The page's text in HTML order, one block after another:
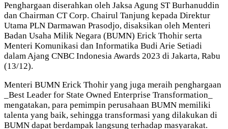
Penghargaan diserahkan oleh Jaksa Agung ST Burhanuddin
dan Chairman CT Corp. Chairul Tanjung kepada Direktur
Utama PLN Darmawan Prasodjo, disaksikan oleh Menteri
Badan Usaha Milik Negara (BUMN) Erick Thohir serta
Menteri Komunikasi dan Informatika Budi Arie Setiadi
dalam Ajang CNBC Indonesia Awards 2023 di Jakarta, Rabu
(13/12).
Menteri BUMN Erick Thohir yang juga meraih penghargaan
_Best Leader for State Owned Enterprise Transformation_
mengatakan, para pemimpin perusahaan BUMN memiliki
talenta yang baik, sehingga transformasi yang dilakukan di
BUMN dapat berdampak langsung terhadap masyarakat.